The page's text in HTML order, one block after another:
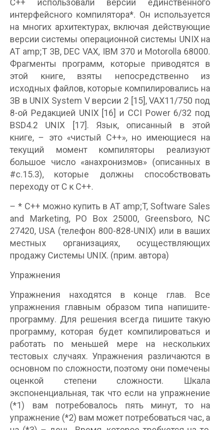
С++ использовали версии единственного
интерфейсного компилятора*. Он используется
на многих архитектурах, включая действующие
версии системы операционной системы UNIX на
AT amp;T 3B, DEC VAX, IBM 370 и Motorolla 68000.
Фрагменты программ, которые приводятся в
этой книге, взяты непосредственно из
исходных файлов, которые компилировались на
3B в UNIX System V версии 2 [15], VAX11/750 под
8-ой Редакцией UNIX [16] и CCI Power 6/32 под
BSD4.2 UNIX [17]. Язык, описанный в этой
книге, – это «чистый С++», но имеющиеся на
текущий момент компиляторы реализуют
большое число «анахронизмов» (описанных в
#с.15.3), которые должны способствовать
переходу от C к С++.
– * С++ можно купить в AT amp;T, Software Sales
and Marketing, PO Box 25000, Greensboro, NC
27420, USA (телефон 800-828-UNIX) или в ваших
местных организациях, осуществляющих
продажу Системы UNIX. (прим. автора)
Упражнения
Упражнения находятся в конце глав. Все
упражнения главным образом типа напишите-
программу. Для решения всегда пишите такую
программу, которая будет компилироваться и
работать по меньшей мере на нескольких
тестовых случаях. Упражнения различаются в
основном по сложности, поэтому они помечены
оценкой степени сложности. Шкала
экспоненциальная, так что если на упражнение
(*1) вам потребовалось пять минут, то на
упражнение (*2) вам может потребоваться час, а